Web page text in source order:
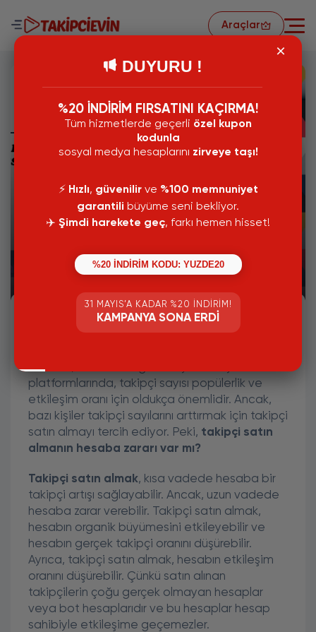
Araçlar
Takipçi Satın Almanın Hesaba Zararı
Sosyal medyaplatformları, günümüzde
işletmeler ve bireyler için oldukça önemli bir
Twitter
platformlarında, takipçi sayısı popülerlik ve
etkileşim oranı için oldukça önemlidir. Ancak,
bazı kişiler takipçi sayılarını arttırmak için takipçi
satın almayı tercih ediyor. Peki, takipçi satın
almanın hesaba zararı var mı?
Takipçi satın almak, kısa vadede hesaba bir
takipçi artışı sağlayabilir. Ancak, uzun vadede
hesaba zarar verebilir. Takipçi satın almak,
hesabın organik büyümesini etkileyebilir ve
hesabın gerçek takipçi oranını düşürebilir.
Ayrıca, takipçi satın almak, hesabın etkileşim
oranını düşürebilir. Çünkü satın alınan
takipçilerin çoğu gerçek olmayan hesaplar
veya bot hesaplarıdır ve bu hesaplar hesap
sahibiyle etkileşime geçemezler.
DUYURU !
%20 İNDİRİM FIRSATINI KAÇIRMA!
Tüm hizmetlerde geçerli özel kupon
kodunla
sosyal medya hesaplarını zirveye taşı!
⚡️ Hızlı, güvenilirve %100 memnuniyet
garantili büyüme seni bekliyor.
✈️ Şimdi harekete geç, farkı hemen hisset!
%20 İNDİRİM KODU: YUZDE20
31 MAYIS’A KADAR %20 İNDIRIM!
KAMPANYA SONA ERDI